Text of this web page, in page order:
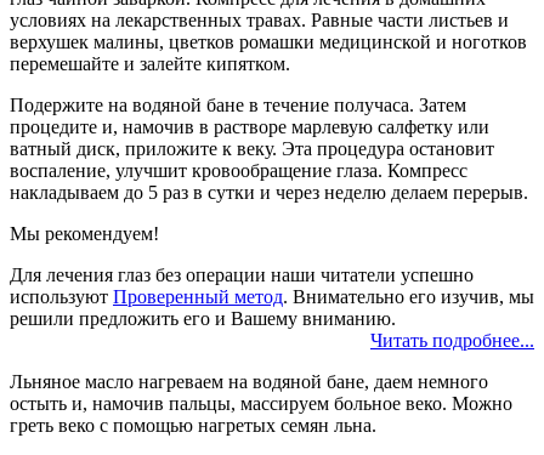
условиях на лекарственных травах. Равные части листьев и
верхушек малины, цветков ромашки медицинской и ноготков
перемешайте и залейте кипятком.
Подержите на водяной бане в течение получаса. Затем
процедите и, намочив в растворе марлевую салфетку или
ватный диск, приложите к веку. Эта процедура остановит
воспаление, улучшит кровообращение глаза. Компресс
накладываем до 5 раз в сутки и через неделю делаем перерыв.
Мы рекомендуем!
Для лечения глаз без операции наши читатели успешно
используют Проверенный метод. Внимательно его изучив, мы
решили предложить его и Вашему вниманию.
Читать подробнее...
Льняное масло нагреваем на водяной бане, даем немного
остыть и, намочив пальцы, массируем больное веко. Можно
греть веко с помощью нагретых семян льна.